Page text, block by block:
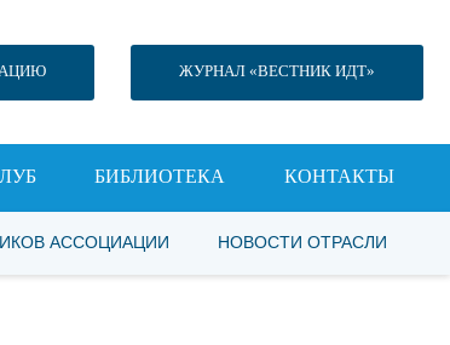
ЖУРНАЛ «ВЕСТНИК ИДТ»
БИБЛИОТЕКА КОНТАКТЫ
АССОЦИАЦИИ НОВОСТИ ОТРАСЛИ